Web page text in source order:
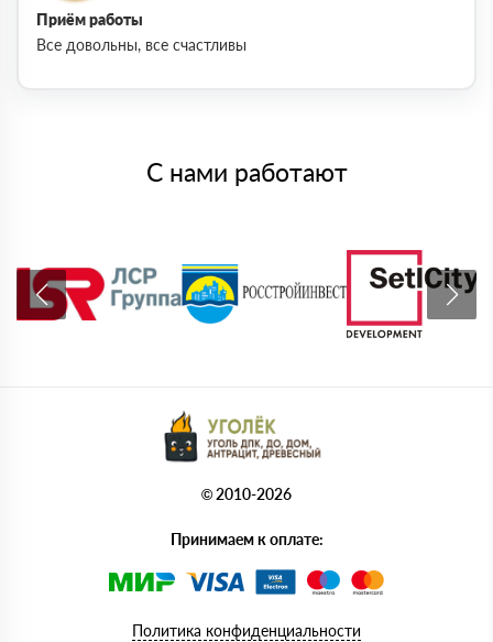
Приём работы
Все довольны, все счастливы
С нами работают
© 2010-2026
Принимаем к оплате:
Политика конфиденциальности